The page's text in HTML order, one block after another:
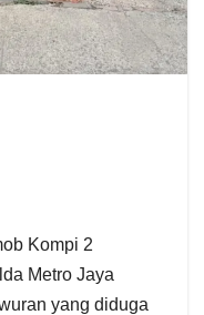
Kompi 2
Metro Jaya
yang diduga